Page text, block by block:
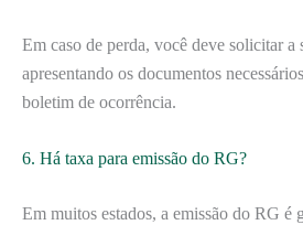
Em caso de perda, você deve solicitar a
apresentando os documentos
boletim de ocorrência.
6. Há taxa para emissão do RG?
Em muitos estados, a emissão do RG é